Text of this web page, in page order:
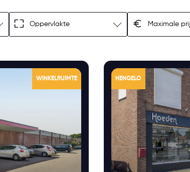
WINKELRUIMTE HENGELO